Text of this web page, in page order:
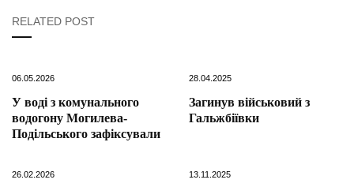
RELATED POST
06.05.2026
У воді з комунального
водогону Могилева-
Подільського зафіксували
28.04.2025
Загинув військовий з
Гальжбіївки
26.02.2026 13.11.2025